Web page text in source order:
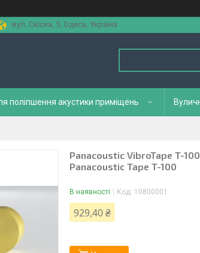
вул. Скісна, 5, Одеса, Україна
поліпшення акустики приміщень
Panacoustic VibroTape T-
Panacoustic Tape T-100
В наявності Код: 10800001
929,40 ₴